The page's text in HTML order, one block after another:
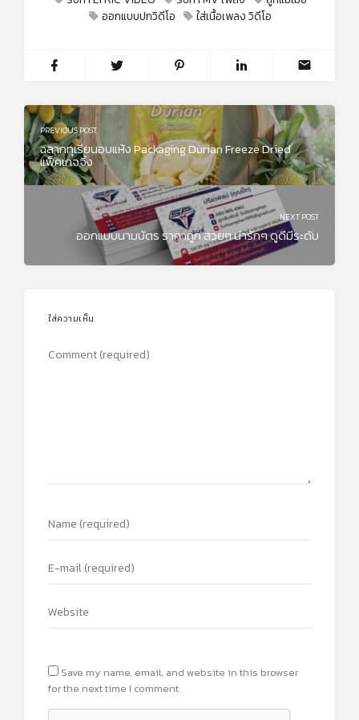
ออกแบบปกวิดีโอ
ใส่เนื้อเพลง วิดีโอ
PREVIOUS POST
ฉลากทุเรียนอบแห้ง Packaging Durian Freeze Dried
แพ็คเกจจิ้ง
NEXT POST
ออกแบบนามบัตร ราคาถูก สวยๆ น่ารักๆ ดูดีมีระดับ
ใส่ความเห็น
Save my name, email, and website in this browser
for the next time I comment.